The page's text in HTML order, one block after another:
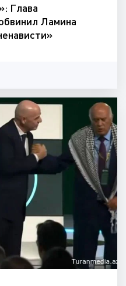
Глава
Ламина